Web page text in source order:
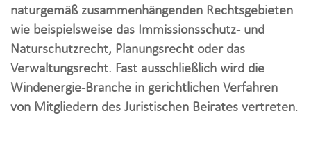
a
naturgemäß zusammenhängenden Rechtsgebieten
wie beispielsweise das Immissionsschutz- und
Naturschutzrecht, Planungsrecht oder das
Verwaltungsrecht. Fast ausschließlich wird die
Windenergie-Branche in gerichtlichen Verfahren
von Mitgliedern des Juristischen Beirates vertreten.